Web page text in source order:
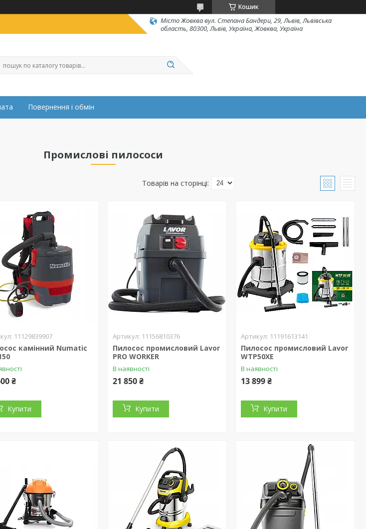
Кошик
Місто Жовква вул. Степана Бандери, 29, Львів, Львівська
область, 80300, Львів, Україна, Жовква, Україна
Повернення і обмін
Промислові пилососи
11129839907
камінний Numatic
₴
Купити
11156810376
Пилосос промисловий Lavor
PRO WORKER
В наявності
21 850 ₴
Купити
11191613141
Пилосос промисловий Lavor
WTP50XE
В наявності
13 899 ₴
Купити